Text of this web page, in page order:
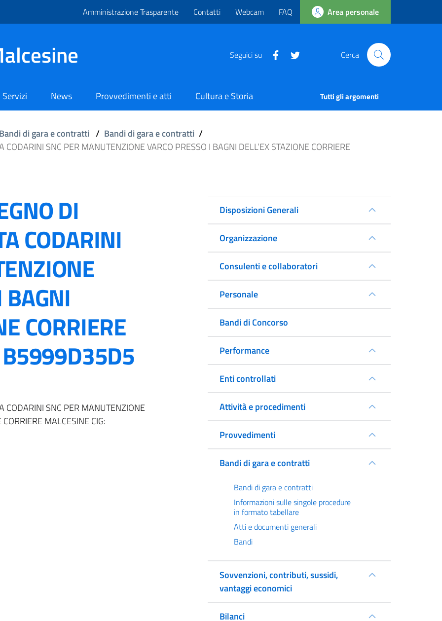
Amministrazione Trasparente Contatti Webcam FAQ Area personale
Seguici su Cerca
Servizi News Provvedimenti e atti Cultura e Storia Tutti gli argomenti
Bandi di gara e contratti / Bandi di gara e contratti /
SNC PER MANUTENZIONE VARCO PRESSO I BAGNI DELL’EX STAZIONE CORRIERE
DI
CODARINI
BAGNI
CORRIERE
B5999D35D5
CODARINI SNC PER MANUTENZIONE
MALCESINE CIG:
Disposizioni Generali
Organizzazione
Consulenti e collaboratori
Personale
Bandi di Concorso
Performance
Enti controllati
Attività e procedimenti
Provvedimenti
Bandi di gara e contratti
Bandi di gara e contratti
Informazioni sulle singole procedure
in formato tabellare
Atti e documenti generali
Bandi
Sovvenzioni, contributi, sussidi,
vantaggi economici
Bilanci